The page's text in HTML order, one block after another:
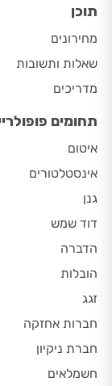
תוכן
מחירונים
שאלות ותשובות
מדריכים
תחומים
איטום
אינסטלטורים
גנן
דוד שמש
הדברה
הובלות
זגג
חברות אחזקה
חברת ניקיון
חשמלאים